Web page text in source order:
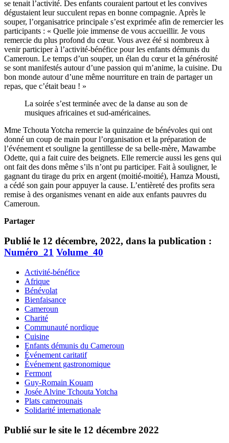
se tenait l’activité. Des enfants couraient partout et les convives
dégustaient leur succulent repas en bonne compagnie. Après le
souper, l’organisatrice principale s’est exprimée afin de remercier les
participants : « Quelle joie immense de vous accueillir. Je vous
remercie du plus profond du cœur. Vous avez été si nombreux à
venir participer à l’activité-bénéfice pour les enfants démunis du
Cameroun. Le temps d’un souper, un élan du cœur et la générosité
se sont manifestés autour d’une passion qui m’anime, la cuisine. Du
bon monde autour d’une même nourriture en train de partager un
repas, que c’était beau ! »
La soirée s’est terminée avec de la danse au son de
musiques africaines et sud-américaines.
Mme Tchouta Yotcha remercie la quinzaine de bénévoles qui ont
donné un coup de main pour l’organisation et la préparation de
l’événement et souligne la gentillesse de sa belle-mère, Mawambe
Odette, qui a fait cuire des beignets. Elle remercie aussi les gens qui
ont fait des dons même s’ils n’ont pu participer. Fait à souligner, le
gagnant du tirage du prix en argent (moitié-moitié), Hamza Mousti,
a cédé son gain pour appuyer la cause. L’entièreté des profits sera
remise à des organismes venant en aide aux enfants pauvres du
Cameroun.
Partager
Publié le 12 décembre, 2022, dans la publication :
Numéro_21 Volume_40
Activité-bénéfice
Afrique
Bénévolat
Bienfaisance
Cameroun
Charité
Communauté nordique
Cuisine
Enfants démunis du Cameroun
Événement caritatif
Événement gastronomique
Fermont
Guy-Romain Kouam
Josée Alvine Tchouta Yotcha
Plats camerounais
Solidarité internationale
Publié sur le site le 12 décembre 2022